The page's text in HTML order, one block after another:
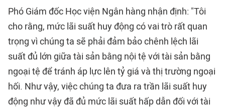
Phó Giám đốc Học viện Ngân hàng nhận định: "Tôi
cho rằng, mức lãi suất huy động có vai trò rất quan
trọng vì chúng ta sẽ phải đảm bảo chênh lệch lãi
suất đủ lớn giữa tài sản bằng nội tệ với tài sản bằng
ngoại tệ để tránh áp lực lên tỷ giá và thị trường ngoại
hối. Như vậy, việc chúng ta đưa ra trần lãi suất huy
động như vậy đã đủ mức lãi suất hấp dẫn đối với tài